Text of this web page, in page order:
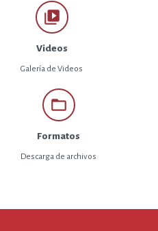
video_library
Videos
Galería de Videos
folder_open
Formatos
Descarga de archivos